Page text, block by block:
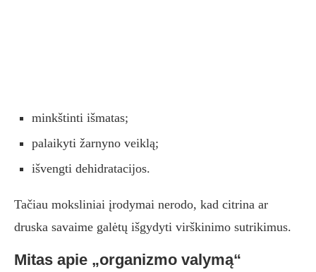
minkštinti išmatas;
palaikyti žarnyno veiklą;
išvengti dehidratacijos.
Tačiau moksliniai įrodymai nerodo, kad citrina ar
druska savaime galėtų išgydyti virškinimo sutrikimus.
Mitas apie „organizmo valymą“